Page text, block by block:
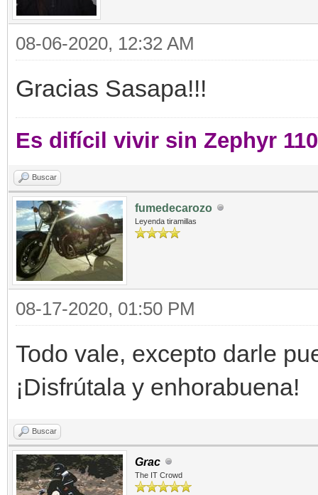
08-06-2020, 12:32 AM
Gracias Sasapa!!!
Es difícil vivir sin Zephyr
Buscar
fumedecarozo
Leyenda tiramillas
08-17-2020, 01:50 PM
Todo vale, excepto darle
¡Disfrútala y enhorabuena!
Buscar
Grac
The IT Crowd